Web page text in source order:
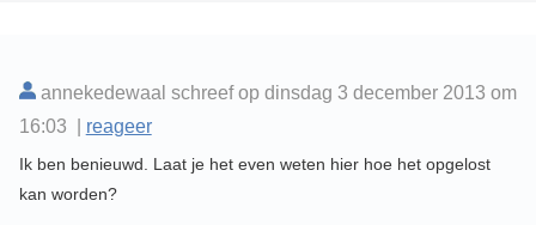
annekedewaal schreef op dinsdag 3 december 2013 om
16:03 | reageer
Ik ben benieuwd. Laat je het even weten hier hoe het opgelost
kan worden?